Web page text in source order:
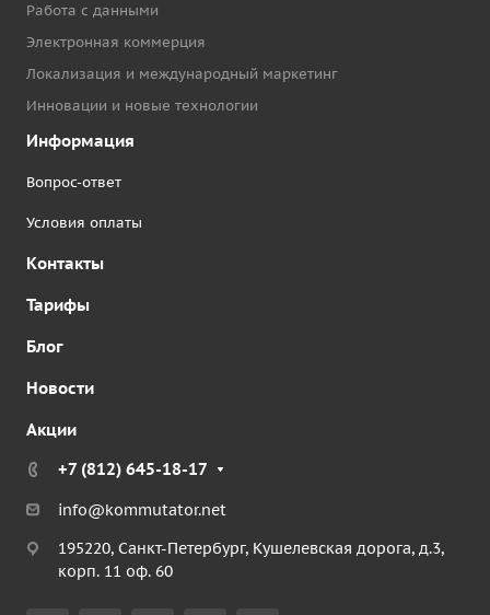
Работа с данными
Электронная коммерция
Локализация и международный маркетинг
Инновации и новые технологии
Информация
Вопрос-ответ
Условия оплаты
Контакты
Тарифы
Блог
Новости
Акции
+7 (812) 645-18-17
info@kommutator.net
195220, Санкт-Петербург, Кушелевская дорога, д.3,
корп. 11 оф. 60